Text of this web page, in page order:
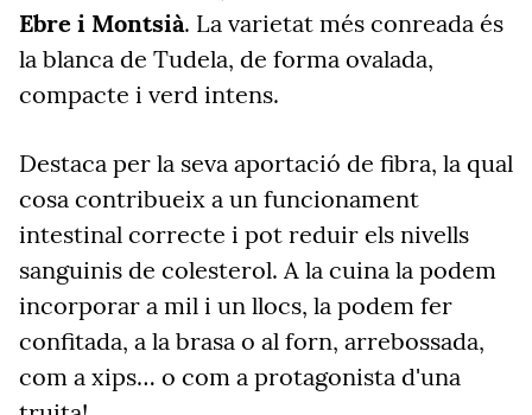
Ebre i Montsià. La varietat més conreada és
la blanca de Tudela, de forma ovalada,
compacte i verd intens.
Destaca per la seva aportació de fibra, la qual
cosa contribueix a un funcionament
intestinal correcte i pot reduir els nivells
sanguinis de colesterol. A la cuina la podem
incorporar a mil i un llocs, la podem fer
confitada, a la brasa o al forn, arrebossada,
com a xips… o com a protagonista d'una